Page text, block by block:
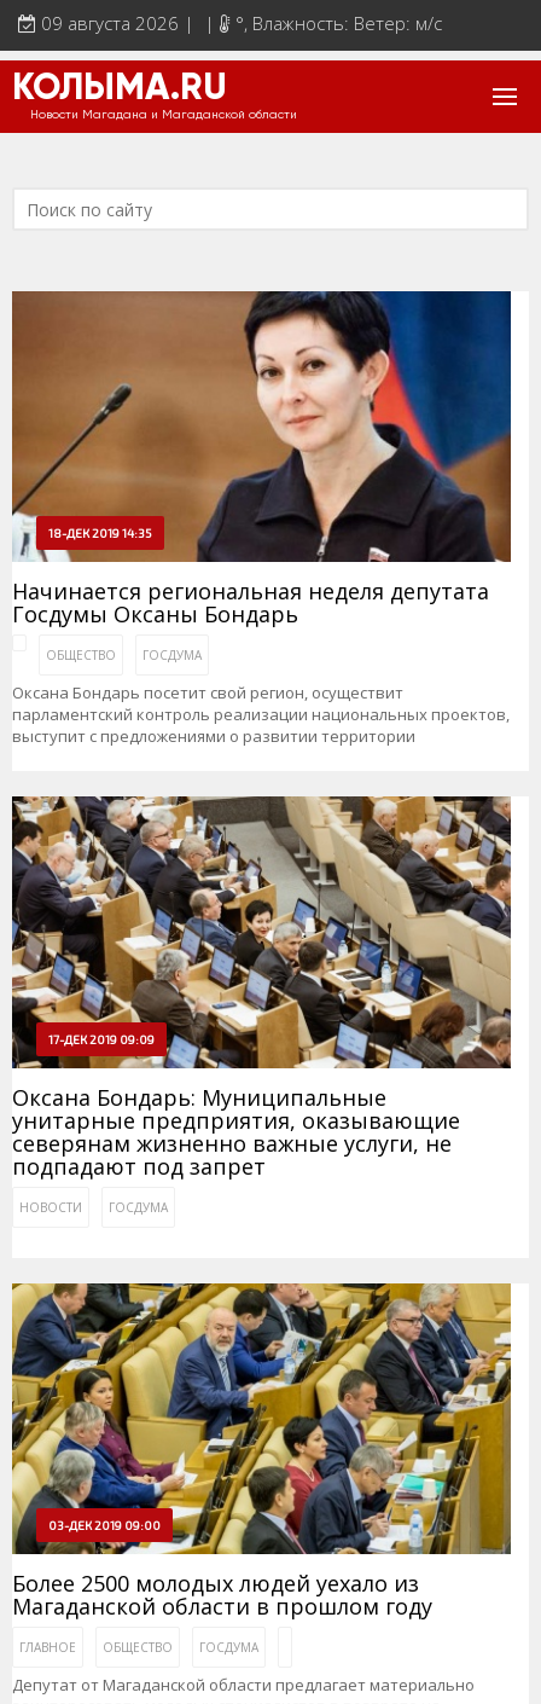
09 августа 2026 | | °, Влажность: Ветер: м/с
КОЛЫМА.RU
Новости Магадана и Магаданской области
18-ДЕК 2019 14:35
Начинается региональная неделя депутата
Госдумы Оксаны Бондарь
ОБЩЕСТВО ГОСДУМА
Оксана Бондарь посетит свой регион, осуществит
парламентский контроль реализации национальных проектов,
выступит с предложениями о развитии территории
17-ДЕК 2019 09:09
Оксана Бондарь: Муниципальные
унитарные предприятия, оказывающие
северянам жизненно важные услуги, не
подпадают под запрет
НОВОСТИ ГОСДУМА
03-ДЕК 2019 09:00
Более 2500 молодых людей уехало из
Магаданской области в прошлом году
ГЛАВНОЕ ОБЩЕСТВО ГОСДУМА
Депутат от Магаданской области предлагает материально